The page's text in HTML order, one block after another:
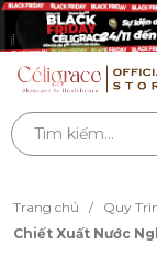
Trang chủ / Quy
Chiết Xuất Nước